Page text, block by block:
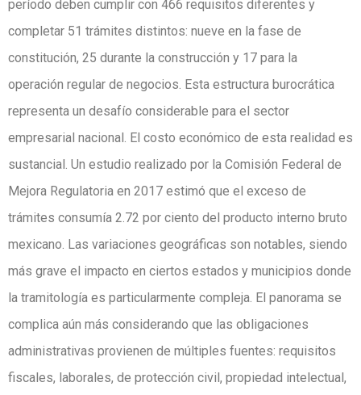
período deben cumplir con 466 requisitos diferentes y
completar 51 trámites distintos: nueve en la fase de
constitución, 25 durante la construcción y 17 para la
operación regular de negocios. Esta estructura burocrática
representa un desafío considerable para el sector
empresarial nacional. El costo económico de esta realidad es
sustancial. Un estudio realizado por la Comisión Federal de
Mejora Regulatoria en 2017 estimó que el exceso de
trámites consumía 2.72 por ciento del producto interno bruto
mexicano. Las variaciones geográficas son notables, siendo
más grave el impacto en ciertos estados y municipios donde
la tramitología es particularmente compleja. El panorama se
complica aún más considerando que las obligaciones
administrativas provienen de múltiples fuentes: requisitos
fiscales, laborales, de protección civil, propiedad intelectual,